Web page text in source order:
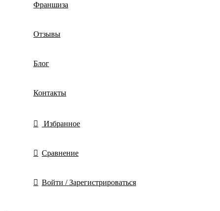
Франшиза
Отзывы
Блог
Контакты
Избранное
Сравнение
Войти / Зарегистрироваться